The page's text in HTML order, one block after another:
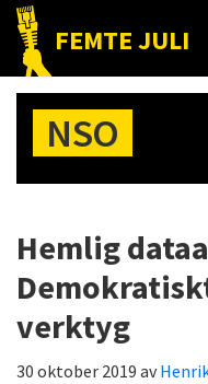
Hoppa
huvudnavigering
Hoppa
huvudinnehåll
Hoppa
det
primära
sidofältet
FEMTE JULI
Nätet
till
folket!NSO
Hemlig
verktyg
30 oktober 2019 av